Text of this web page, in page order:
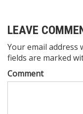
LEAVE
Your email address
fields are marked
Comment